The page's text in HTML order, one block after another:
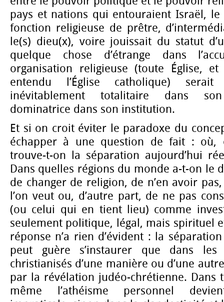
pays et nations qui entouraient Israël,
fonction religieuse de prêtre,
le(s) dieu(x), voire jouissait du statut
quelque chose d’étrange dans
organisation religieuse (toute Église,
entendu l’Église catholique)
inévitablement totalitaire dans
dominatrice dans son institution.
Et si on croit éviter le paradoxe du
échapper à une question de fait : où,
trouve-t-on la séparation aujourd’hui
Dans quelles régions du monde a-t-on le
de changer de religion, de n’en avoir
l’on veut ou, d’autre part, de ne pas
(ou celui qui en tient lieu) comme
seulement politique, légal, mais spirituel
réponse n’a rien d’évident : la
peut guère s’instaurer que dans
christianisés d’une manière ou d’une
par la révélation judéo-chrétienne. Dans
même l’athéisme personnel